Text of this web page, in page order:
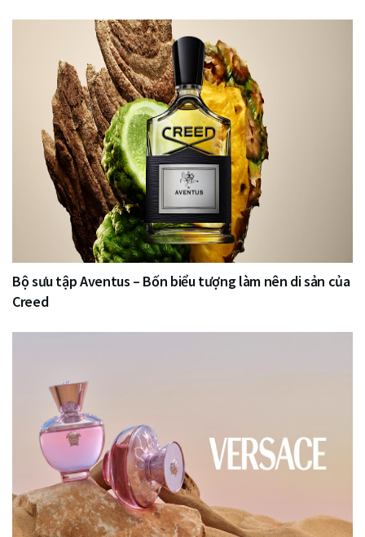
Bộ sưu tập Aventus – Bốn biểu tượng làm nên di sản của
Creed